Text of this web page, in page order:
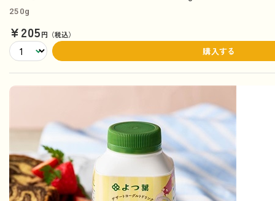
250g
¥205円（税込）
購入する